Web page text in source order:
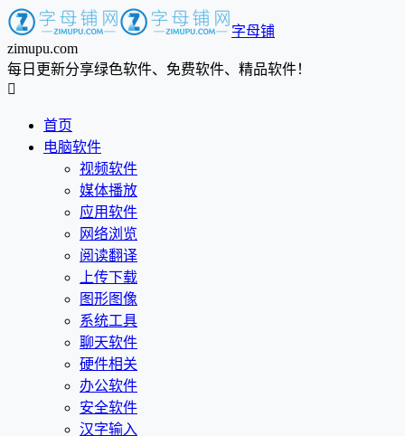
字母铺
zimupu.com
每日更新分享绿色软件、免费软件、精品软件！

首页
电脑软件
视频软件
媒体播放
应用软件
网络浏览
阅读翻译
上传下载
图形图像
系统工具
聊天软件
硬件相关
办公软件
安全软件
汉字输入